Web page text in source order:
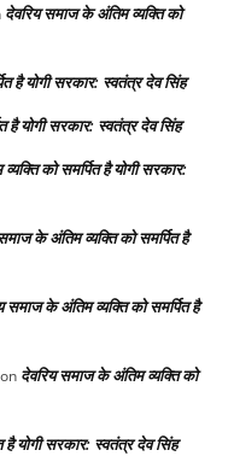
देवरिय समाज के अंतिम व्यक्ति को
है योगी सरकार: स्वतंत्र देव सिंह
है योगी सरकार: स्वतंत्र देव सिंह
को समर्पित है योगी सरकार:
के अंतिम व्यक्ति को समर्पित है
समाज के अंतिम व्यक्ति को समर्पित है
on देवरिय समाज के अंतिम व्यक्ति को
है योगी सरकार: स्वतंत्र देव सिंह